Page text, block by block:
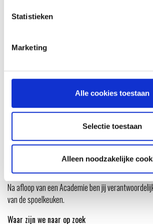
Statistieken
Marketing
Alle cookies toestaan
Selectie toestaan
Alleen noodzakelijke
en
AFWASSER
Als afwasser bij de Weber Grill Academie van de
Amersfoort ben jij de persoon die er voor zorgt
We hebben gemiddeld 20 tot 25 deelnemers per
serveren gemiddeld 5 tot 7 gangen. Je krijgt de
Na afloop van een Academie ben jij
van de spoelkeuken.
Waar zijn we naar op zoek